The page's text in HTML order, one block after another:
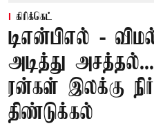
கிரிக்கெட்
டிஎன்பிஎல் -
அடித்து
ரன்கள் இலக்கு
திண்டுக்கல்